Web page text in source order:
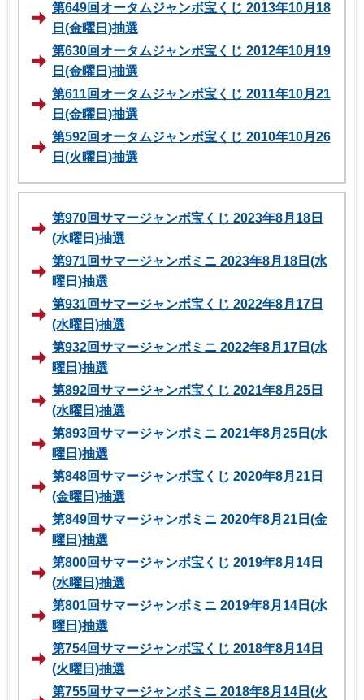
第649回オータムジャンボ宝くじ 2013年10月18
日(金曜日)抽選
第630回オータムジャンボ宝くじ 2012年10月19
日(金曜日)抽選
第611回オータムジャンボ宝くじ 2011年10月21
日(金曜日)抽選
第592回オータムジャンボ宝くじ 2010年10月26
日(火曜日)抽選
第970回サマージャンボ宝くじ 2023年8月18日
(水曜日)抽選
第971回サマージャンボミニ 2023年8月18日(水
曜日)抽選
第931回サマージャンボ宝くじ 2022年8月17日
(水曜日)抽選
第932回サマージャンボミニ 2022年8月17日(水
曜日)抽選
第892回サマージャンボ宝くじ 2021年8月25日
(水曜日)抽選
第893回サマージャンボミニ 2021年8月25日(水
曜日)抽選
第848回サマージャンボ宝くじ 2020年8月21日
(金曜日)抽選
第849回サマージャンボミニ 2020年8月21日(金
曜日)抽選
第800回サマージャンボ宝くじ 2019年8月14日
(水曜日)抽選
第801回サマージャンボミニ 2019年8月14日(水
曜日)抽選
第754回サマージャンボ宝くじ 2018年8月14日
(火曜日)抽選
第755回サマージャンボミニ 2018年8月14日(火